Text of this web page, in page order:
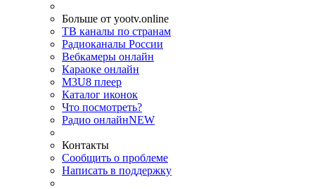
Больше от yootv.online
ТВ каналы по странам
Радиоканалы России
Вебкамеры онлайн
Караоке онлайн
M3U8 плеер
Каталог иконок
Что посмотреть?
Радио онлайнNEW
Контакты
Сообщить о проблеме
Написать в поддержку